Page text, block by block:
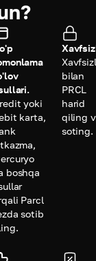
yoki
karta,
boshqa
Parcl
sotib
bilan
PRCL
harid
qiling
soting.